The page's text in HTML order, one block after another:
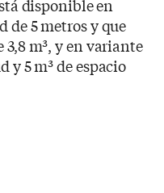
disponible en
5 metros y que
3,8 m³, y en variante
y 5 m³ de espacio